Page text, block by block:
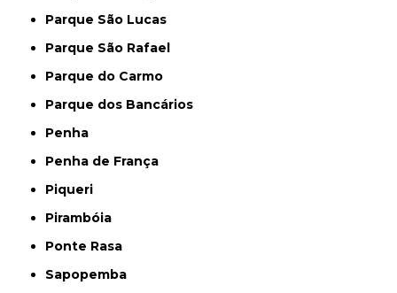
Parque São Lucas
Parque São Rafael
Parque do Carmo
Parque dos Bancários
Penha
Penha de França
Piqueri
Pirambóia
Ponte Rasa
Sapopemba